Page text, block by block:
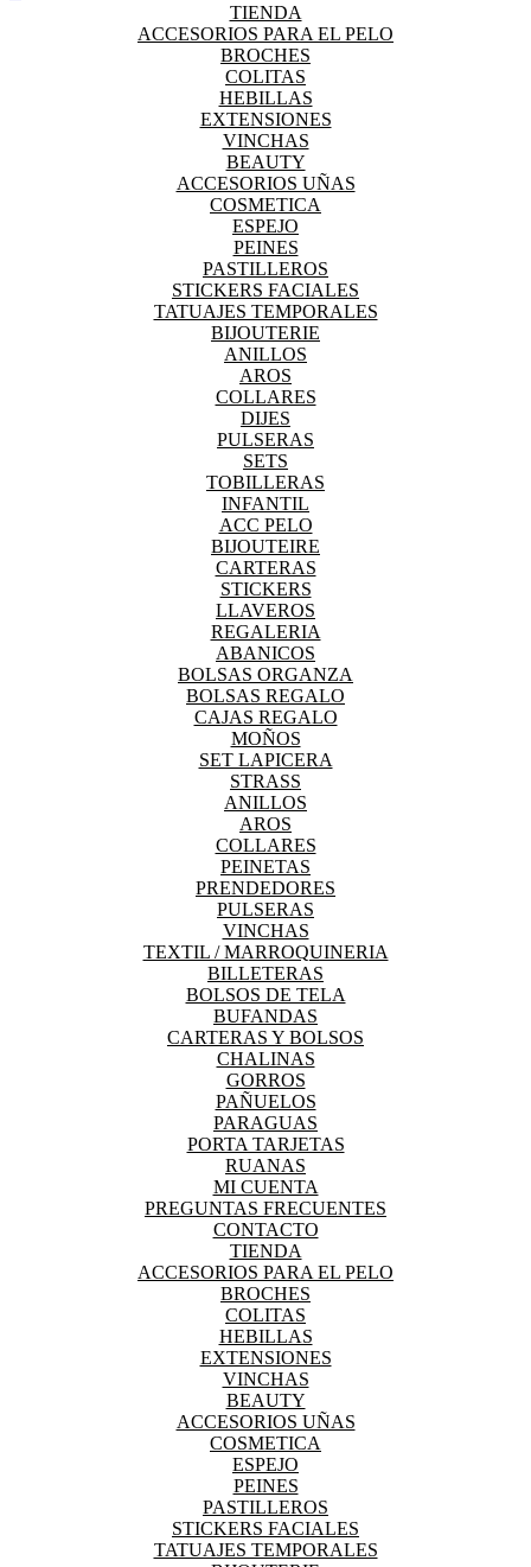
TIENDA
ACCESORIOS PARA EL PELO
BROCHES
COLITAS
HEBILLAS
EXTENSIONES
VINCHAS
BEAUTY
ACCESORIOS UÑAS
COSMETICA
ESPEJO
PEINES
PASTILLEROS
STICKERS FACIALES
TATUAJES TEMPORALES
BIJOUTERIE
ANILLOS
AROS
COLLARES
DIJES
PULSERAS
SETS
TOBILLERAS
INFANTIL
ACC PELO
BIJOUTEIRE
CARTERAS
STICKERS
LLAVEROS
REGALERIA
ABANICOS
BOLSAS ORGANZA
BOLSAS REGALO
CAJAS REGALO
MOÑOS
SET LAPICERA
STRASS
ANILLOS
AROS
COLLARES
PEINETAS
PRENDEDORES
PULSERAS
VINCHAS
TEXTIL / MARROQUINERIA
BILLETERAS
BOLSOS DE TELA
BUFANDAS
CARTERAS Y BOLSOS
CHALINAS
GORROS
PAÑUELOS
PARAGUAS
PORTA TARJETAS
RUANAS
MI CUENTA
PREGUNTAS FRECUENTES
CONTACTO
TIENDA
ACCESORIOS PARA EL PELO
BROCHES
COLITAS
HEBILLAS
EXTENSIONES
VINCHAS
BEAUTY
ACCESORIOS UÑAS
COSMETICA
ESPEJO
PEINES
PASTILLEROS
STICKERS FACIALES
TATUAJES TEMPORALES